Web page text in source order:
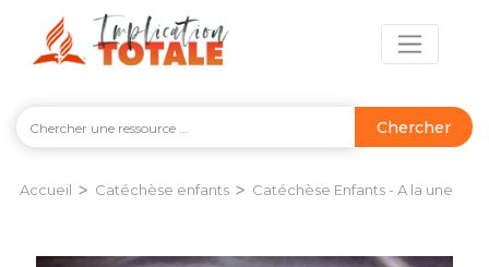
Chercher
Accueil > Catéchèse enfants > Catéchèse Enfants - A la une